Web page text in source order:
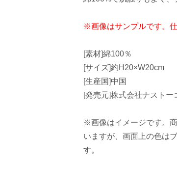
※画像はサンプルです。
[素材]綿100％
[サイズ]約H20×W20cm
[生産国]中国
[発売元]株式会社ナストー
※画像はイメージです。
いますが、画面上の色は
す。